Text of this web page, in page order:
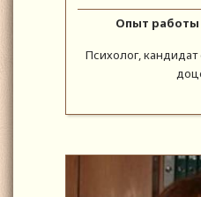
Опыт работы
Психолог,